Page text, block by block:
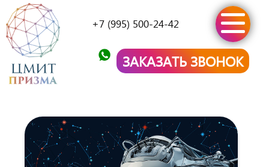
+7 (995) 500-24-42
ЗАКАЗАТЬ ЗВОНОК